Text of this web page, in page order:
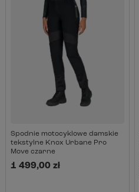
Spodnie motocyklowe damskie
tekstylne Knox Urbane Pro
Move czarne
1 499,00 zł